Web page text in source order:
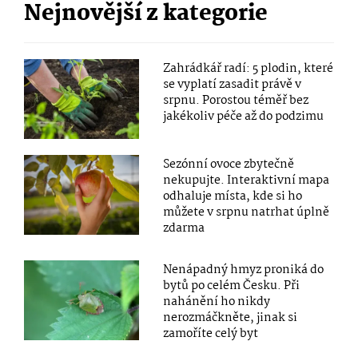
Nejnovější z kategorie
Zahrádkář radí: 5 plodin, které
se vyplatí zasadit právě v
srpnu. Porostou téměř bez
jakékoliv péče až do podzimu
Sezónní ovoce zbytečně
nekupujte. Interaktivní mapa
odhaluje místa, kde si ho
můžete v srpnu natrhat úplně
zdarma
Nenápadný hmyz proniká do
bytů po celém Česku. Při
nahánění ho nikdy
nerozmáčkněte, jinak si
zamoříte celý byt